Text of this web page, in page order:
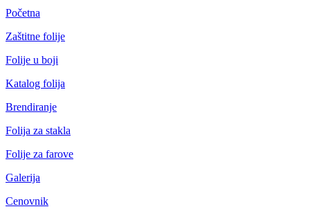
Početna
Zaštitne folije
Folije u boji
Katalog folija
Brendiranje
Folija za stakla
Folije za farove
Galerija
Cenovnik